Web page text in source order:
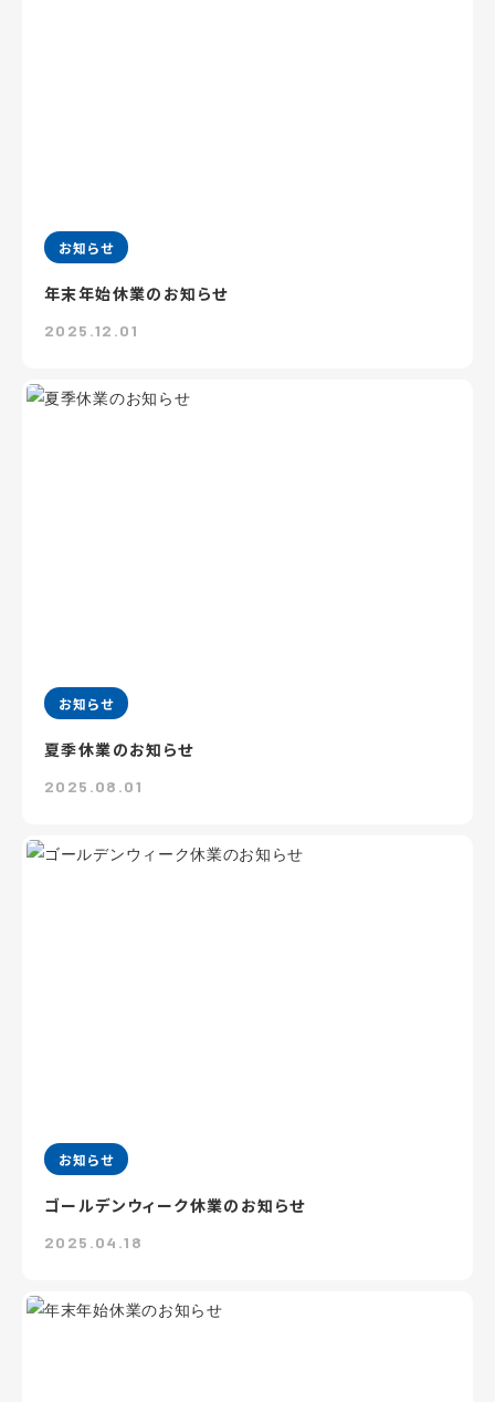
お知らせ
年末年始休業のお知らせ
2025.12.01
お知らせ
夏季休業のお知らせ
2025.08.01
お知らせ
ゴールデンウィーク休業のお知らせ
2025.04.18